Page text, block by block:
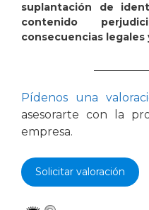
suplantación de
contenido
consecuencias
Pídenos una
asesorarte con la
empresa.
Solicitar valoración